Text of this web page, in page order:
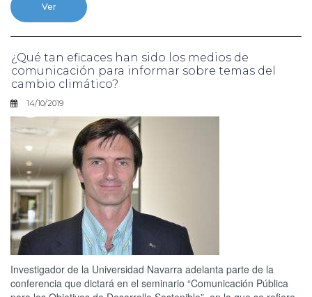
Ver
¿Qué tan eficaces han sido los medios de
comunicación para informar sobre temas del
cambio climático?
14/10/2019
Investigador de la Universidad Navarra adelanta parte de la
conferencia que dictará en el seminario “Comunicación Pública